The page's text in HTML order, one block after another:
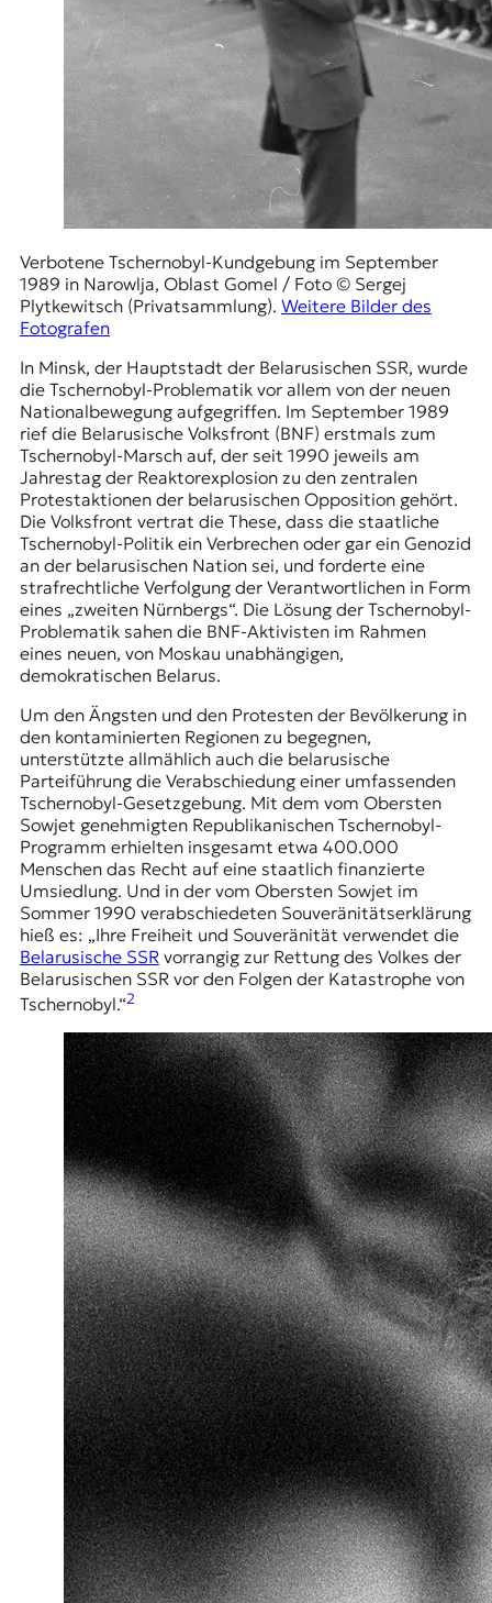
Verbotene Tschernobyl-Kundgebung im September
1989 in Narowlja, Oblast Gomel / Foto © Sergej
Plytkewitsch (Privatsammlung). Weitere Bilder des
Fotografen
In Minsk, der Hauptstadt der Belarusischen SSR, wurde
die Tschernobyl-Problematik vor allem von der neuen
Nationalbewegung aufgegriffen. Im September 1989
rief die Belarusische Volksfront (BNF) erstmals zum
Tschernobyl-Marsch auf, der seit 1990 jeweils am
Jahrestag der Reaktorexplosion zu den zentralen
Protestaktionen der belarusischen Opposition gehört.
Die Volksfront vertrat die These, dass die staatliche
Tschernobyl-Politik ein Verbrechen oder gar ein Genozid
an der belarusischen Nation sei, und forderte eine
strafrechtliche Verfolgung der Verantwortlichen in Form
eines „zweiten Nürnbergs“. Die Lösung der Tschernobyl-
Problematik sahen die BNF-Aktivisten im Rahmen
eines neuen, von Moskau unabhängigen,
demokratischen Belarus.
Um den Ängsten und den Protesten der Bevölkerung in
den kontaminierten Regionen zu begegnen,
unterstützte allmählich auch die belarusische
Parteiführung die Verabschiedung einer umfassenden
Tschernobyl-Gesetzgebung. Mit dem vom Obersten
Sowjet genehmigten Republikanischen Tschernobyl-
Programm erhielten insgesamt etwa 400.000
Menschen das Recht auf eine staatlich finanzierte
Umsiedlung. Und in der vom Obersten Sowjet im
Sommer 1990 verabschiedeten Souveränitätserklärung
hieß es: „Ihre Freiheit und Souveränität verwendet die
Belarusische SSRvorrangig zur Rettung des Volkes der
Belarusischen SSR vor den Folgen der Katastrophe von
Tschernobyl.“2